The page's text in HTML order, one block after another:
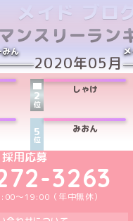
ん
メイド ブログ
マンスリーラン
2020年05月
2
位
しゃけ
5
位
みおん
めいどりーみんTikTok公式
めいどりーみんX公式
めいどりーみん
めいどりー
めいど
採用応募
3263
～19:00（年中無休）